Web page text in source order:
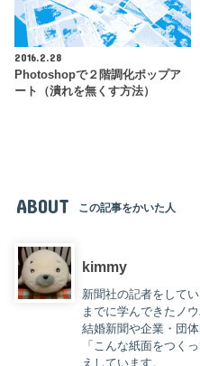
2016.2.28
Photoshopで２階調化ポップア
ート（潰れを無くす方法）
ABOUT この記事をかいた人
kimmy
新聞社の記者をして
までに学んできたノ
結婚新聞や企業・団
「こんな紙面をつく
えしています。